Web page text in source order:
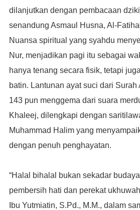
dilanjutkan dengan pembacaan
senandung Asmaul Husna, Al-
Nuansa spiritual yang syahdu
Nur, menjadikan pagi itu sebagai
hanya tenang secara fisik, tetapi
batin. Lantunan ayat suci dari Surah
143 pun menggema dari suara
Khaleej, dilengkapi dengan
Muhammad Halim yang
dengan penuh penghayatan.
“Halal bihalal bukan sekadar
pembersih hati dan perekat
Ibu Yutmiatin, S.Pd., M.M., dalam